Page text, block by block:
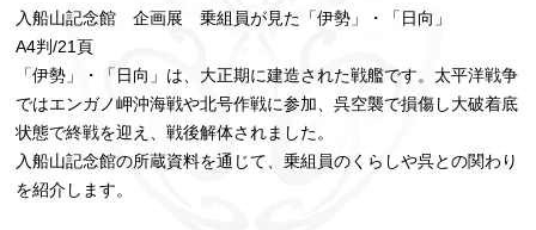
入船山記念館 企画展 乗組員が見た「伊勢」・「日向」
A4判/21頁
「伊勢」・「日向」は、大正期に建造された戦艦です。太平洋戦争
ではエンガノ岬沖海戦や北号作戦に参加、呉空襲で損傷し大破着底
状態で終戦を迎え、戦後解体されました。
入船山記念館の所蔵資料を通じて、乗組員のくらしや呉との関わり
を紹介します。